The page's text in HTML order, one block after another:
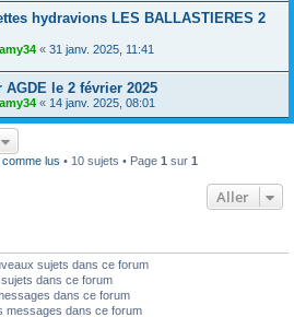
hydravions LES BALLASTIERES 2
« 31 janv. 2025, 11:41
le 2 février 2025
« 14 janv. 2025, 08:01
lus • 10 sujets • Page 1 sur 1
Aller
sujets dans ce forum
dans ce forum
dans ce forum
messages dans ce forum